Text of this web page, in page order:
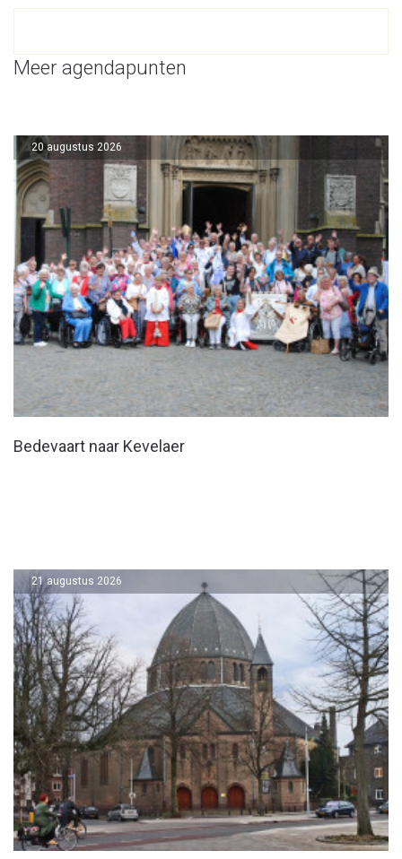
Meer agendapunten
Bedevaart naar Kevelaer
20 augustus 2026
21 augustus 2026